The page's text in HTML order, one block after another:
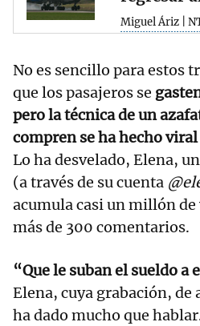
Miguel Áriz |
No es sencillo para estos
que los pasajeros se
pero la técnica de un
compren se ha hecho viral
Lo ha desvelado, Elena,
(a través de su cuenta
acumula casi un millón
más de 300 comentarios.
“Que le suban el sueldo a
Elena, cuya grabación, de
ha dado mucho que